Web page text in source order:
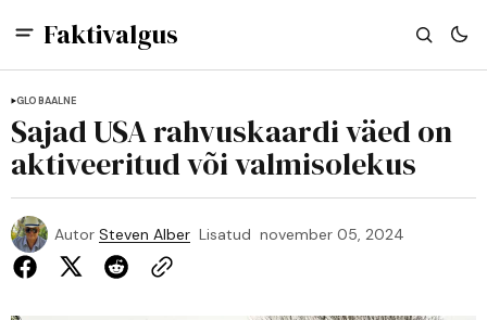
Faktivalgus
GLOBAALNE
Sajad USA rahvuskaardi väed on
aktiveeritud või valmisolekus
Autor Steven Alber Lisatud november 05, 2024